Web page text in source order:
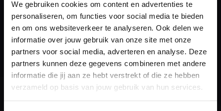
We gebruiken cookies om content en advertenties te
personaliseren, om functies voor social media te bieden
en om ons websiteverkeer te analyseren. Ook delen we
informatie over jouw gebruik van onze site met onze
partners voor social media, adverteren en analyse. Deze
partners kunnen deze gegevens combineren met andere
informatie die jij aan ze hebt verstrekt of die ze hebben
verzameld op basis van jouw gebruik van hun services.
Meer over:
Configuratiedata